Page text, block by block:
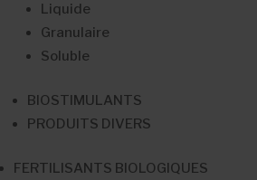
Liquide
Granulaire
Soluble
BIOSTIMULANTS
PRODUITS DIVERS
FERTILISANTS BIOLOGIQUES